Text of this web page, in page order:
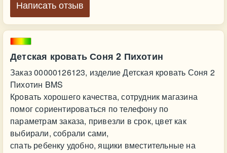
Детская кровать Соня 2 Пихотин
Заказ 00000126123, изделие Детская кровать Соня 2
Пихотин BMS
Кровать хорошего качества, сотрудник магазина
помог сориентироваться по телефону по
параметрам заказа, привезли в срок, цвет как
выбирали, собрали сами,
спать ребенку удобно, ящики вместительные на
Написать отзыв